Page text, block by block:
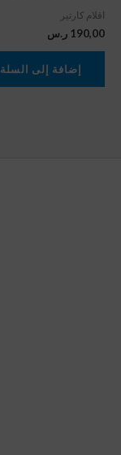
اقلام كارتير
190,00 ر.س
إضافة إلى السلة